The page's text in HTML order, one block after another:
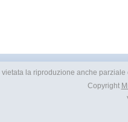
vietata la riproduzione anche
Copyright